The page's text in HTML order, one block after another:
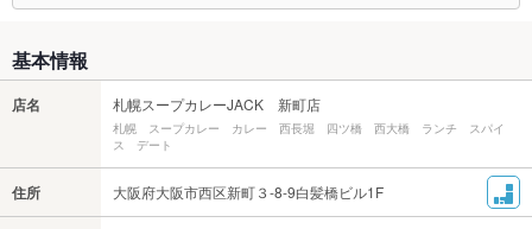
基本情報
店名 札幌スープカレーJACK 新町店
札幌 スープカレー カレー 西長堀 四ツ橋 西大橋 ランチ スパイ
ス デート
住所 大阪府大阪市西区新町３-8-9白髪橋ビル1F